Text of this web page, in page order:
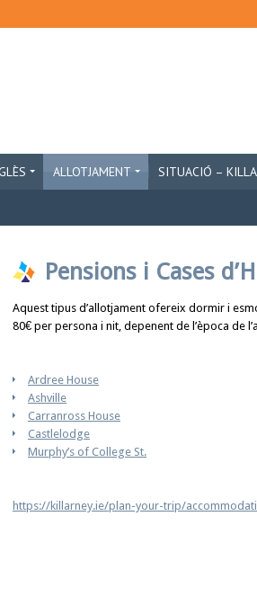
ALLOTJAMENT SITUACIÓ –
Pensions i Cases
Aquest tipus d’allotjament ofereix dormir i
80€ per persona i nit, depenent de l’època de
Ardree House
Ashville
Carranross House
Castlelodge
Murphy’s of College St.
https://killarney.ie/plan-your-trip/